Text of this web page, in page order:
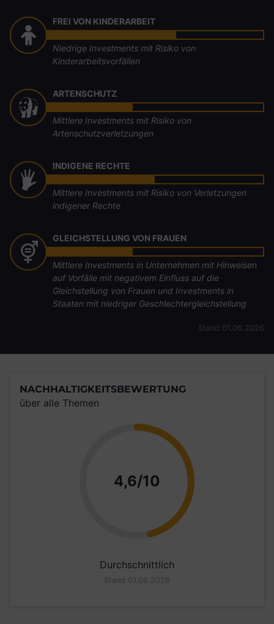
FREI VON KINDERARBEIT
Niedrige Investments mit Risiko von
Kinderarbeitsvorfällen
ARTENSCHUTZ
Mittlere Investments mit Risiko von
Artenschutzverletzungen
INDIGENE RECHTE
Mittlere Investments mit Risiko von Verletzungen
indigener Rechte
GLEICHSTELLUNG VON FRAUEN
Mittlere Investments in Unternehmen mit Hinweisen
auf Vorfälle mit negativem Einfluss auf die
Gleichstellung von Frauen und Investments in
Staaten mit niedriger Geschlechtergleichstellung
Stand 01.06.2026
NACHHALTIGKEITSBEWERTUNG
über alle Themen
4,6/10 Punkte
Durchschnittlich
Stand 01.06.2026